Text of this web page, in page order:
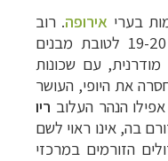
בערי אירופה. רוב
בנייניה העתיקים נהרסו במאות 19-20 לטובת מבנים
עם שכונות
את היופי, העושר
הנהר העלוב ריו
בה, אינו ראוי לשם
הזורמים במרכזי